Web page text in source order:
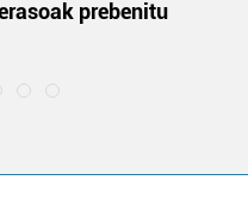
prebenitu